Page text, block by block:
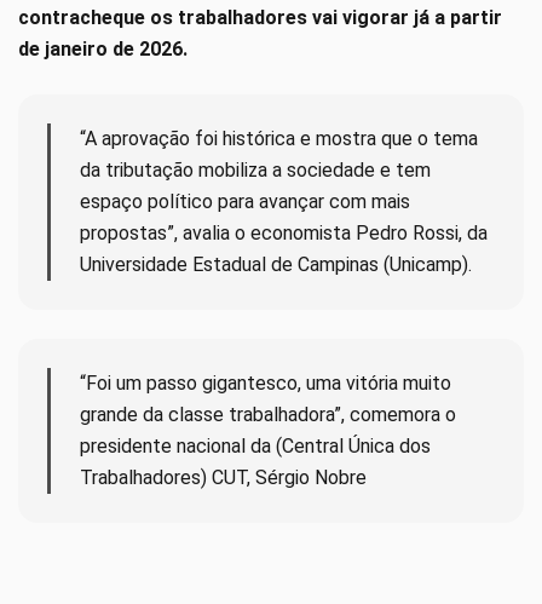
contracheque os trabalhadores vai vigorar já a partir
de janeiro de 2026.
“A aprovação foi histórica e mostra que o tema
da tributação mobiliza a sociedade e tem
espaço político para avançar com mais
propostas”, avalia o economista Pedro Rossi, da
Universidade Estadual de Campinas (Unicamp).
“Foi um passo gigantesco, uma vitória muito
grande da classe trabalhadora”, comemora o
presidente nacional da (Central Única dos
Trabalhadores) CUT, Sérgio Nobre